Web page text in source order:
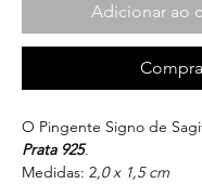
Adicionar ao
O Pingente Signo de
Prata 925.
Medidas: 2,0 x 1,5 cm